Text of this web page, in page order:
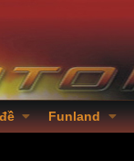
Funland